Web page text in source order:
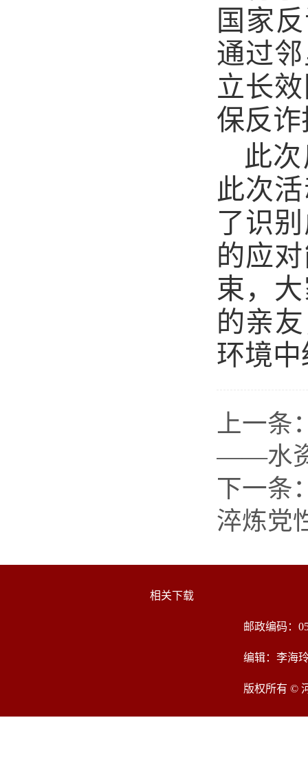
国家
通过
立长
保反
此
此次
了识
的应
束，
的亲
环境
上一条
——水资
下一条
淬炼党
相关下载
邮政编码：
编辑：李海
版权所有 ©